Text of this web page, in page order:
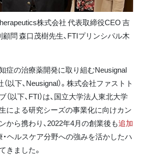
株式会社 代表取締役CEO 吉
顧問 森口茂樹先生、FTIプリンシパル木
症の治療薬開発に取り組むNeusignal
以下、Neusignal）。株式会社ファストト
以下、FTI）は、国立大学法人東北大学
による研究シーズの事業化に向けカン
から携わり、2022年4月の創業後も追加
・ヘルスケア分野への強みを活かしたハ
きました。